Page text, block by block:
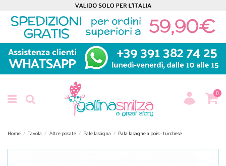
0
Home Tavola Altre posate Pale lasagna Pala lasagne a pois - turchese